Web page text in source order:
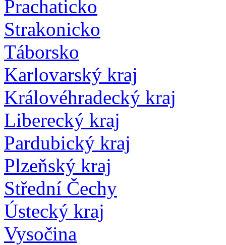
Prachaticko
Strakonicko
Táborsko
Karlovarský kraj
Královéhradecký kraj
Liberecký kraj
Pardubický kraj
Plzeňský kraj
Střední Čechy
Ústecký kraj
Vysočina